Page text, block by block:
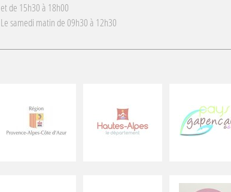
et de 15h30 à 18h00
Le samedi matin de 09h30 à 12h30